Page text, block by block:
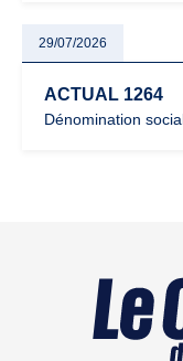
29/07/2026
ACTUAL 1264
Dénomination